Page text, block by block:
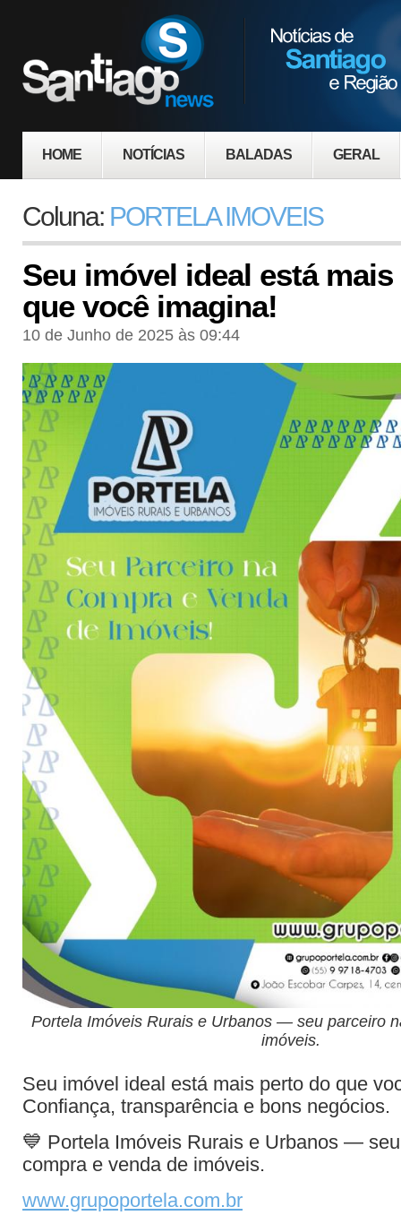
HOME NOTÍCIAS BALADAS GERAL
Coluna: PORTELA IMOVEIS
Seu imóvel ideal está
que você imagina!
10 de Junho de 2025 às 09:44
Portela Imóveis Rurais e Urbanos — seu parceiro
imóveis.
Seu imóvel ideal está mais perto do que
Confiança, transparência e bons negócios.
💙 Portela Imóveis Rurais e Urbanos —
compra e venda de imóveis.
www.grupoportela.com.br